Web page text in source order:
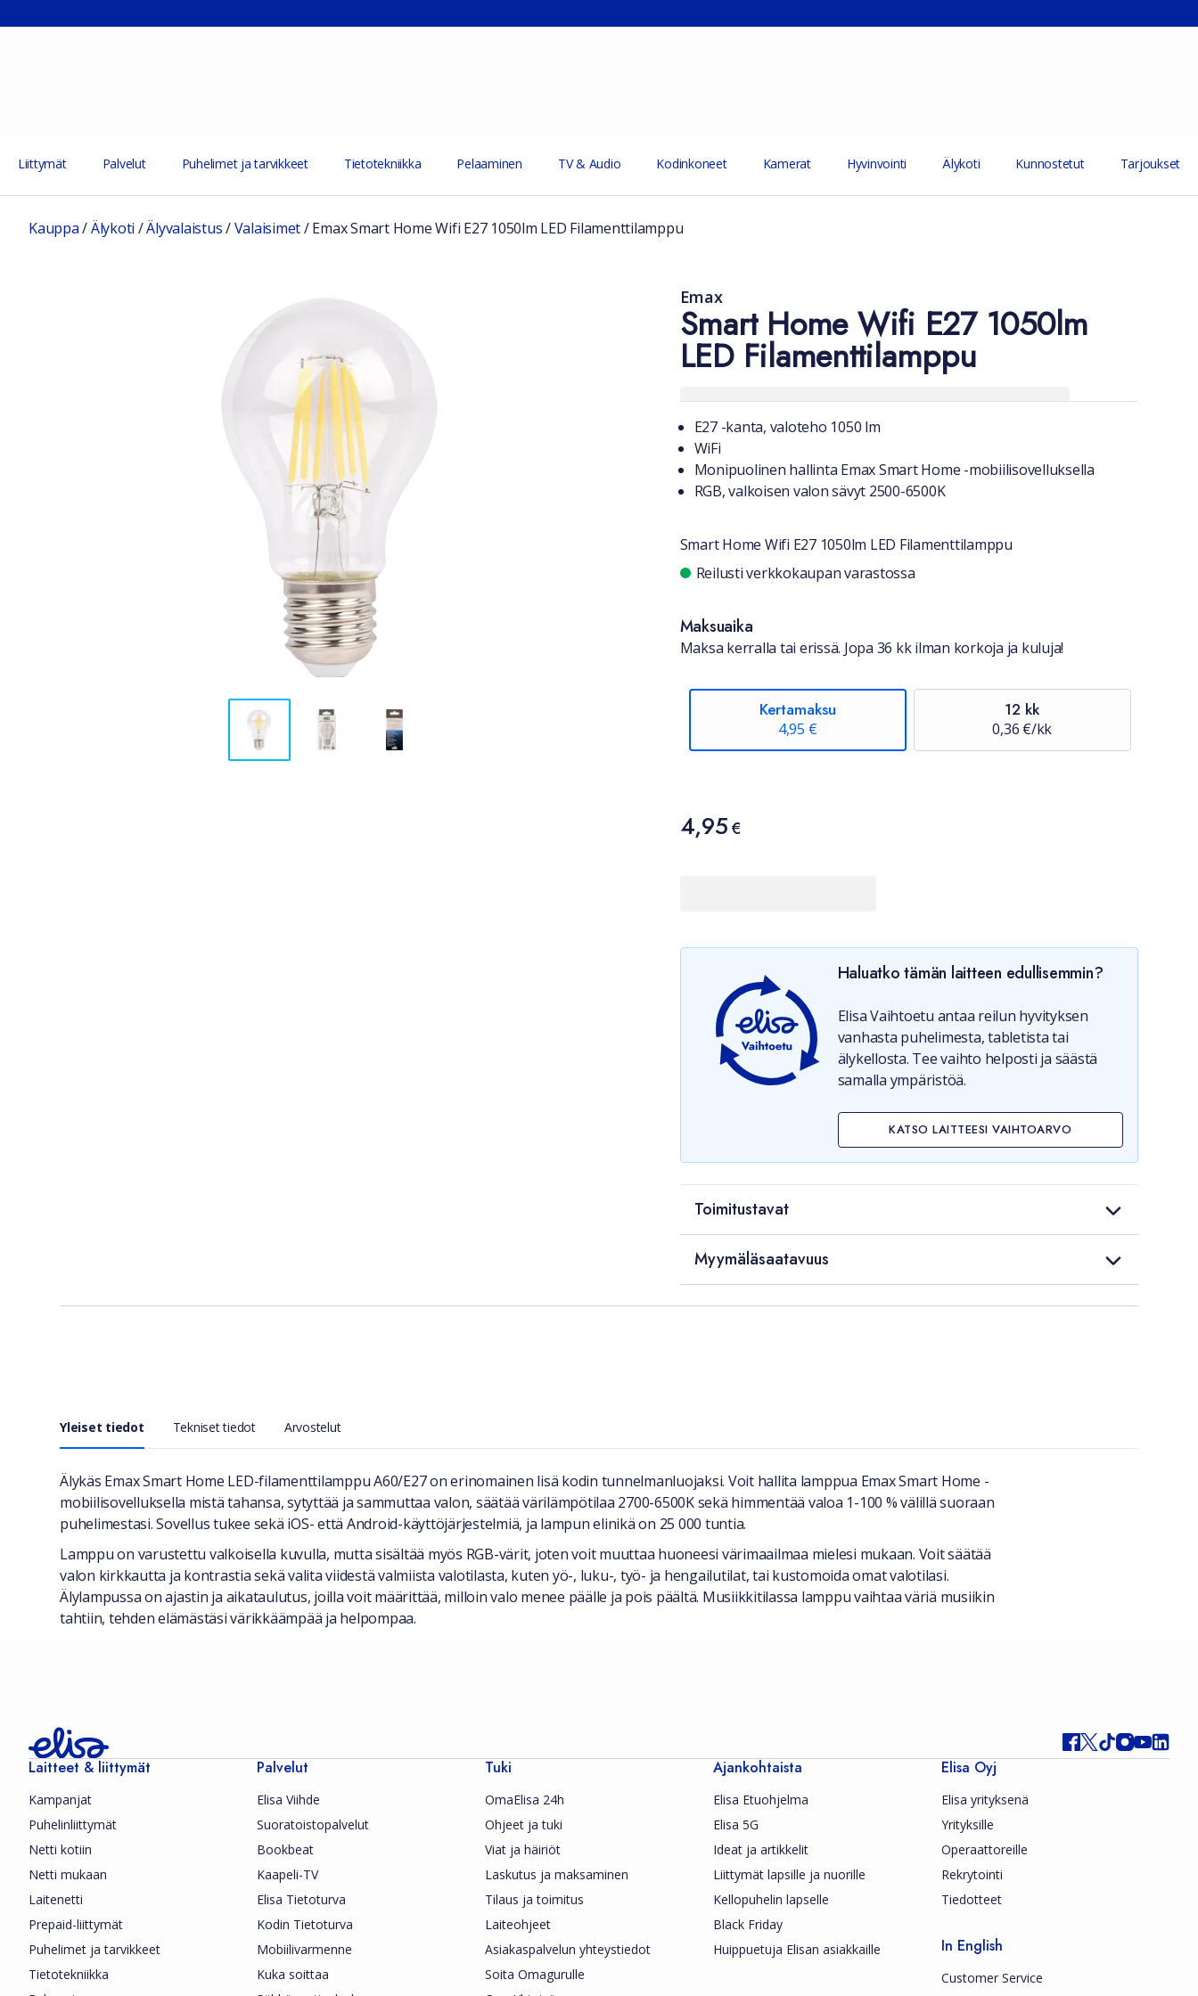
Liittymät Palvelut Puhelimet ja tarvikkeet Tietotekniikka Pelaaminen TV & Audio Kodinkoneet Kamerat Hyvinvointi Älykoti Kunnostetut Tarjoukset
Kauppa/Älykoti /Älyvalaistus/Valaisimet/Emax Smart Home Wifi E27 1050lm LED Filamenttilamppu
Emax
Smart Home Wifi E27 1050lm
LED Filamenttilamppu
Tuotteesta lyhyesti
E27 -kanta, valoteho 1050 lm
WiFi
Monipuolinen hallinta Emax Smart Home -mobiilisovelluksella
RGB, valkoisen valon sävyt 2500-6500K
Smart Home Wifi E27 1050lm LED Filamenttilamppu
Saatavuustiedot
Reilusti verkkokaupan varastossa
Maksuaika
Maksa kerralla tai erissä. Jopa 36 kk ilman korkoja ja kuluja!
Kertamaksu
4,95 €
12 kk
0,36 €/kk
Hinta
4,95 €
4,95€
Haluatko tämän laitteen edullisemmin?
Elisa Vaihtoetu antaa reilun hyvityksen
vanhasta puhelimesta, tabletista tai
älykellosta. Tee vaihto helposti ja säästä
samalla ympäristöä.
KATSO LAITTEESI VAIHTOARVO
Toimitustavat
Myymäläsaatavuus
Yleiset tiedot Tekniset tiedot Arvostelut
Yleiset tiedot
Älykäs Emax Smart Home LED-filamenttilamppu A60/E27 on erinomainen lisä kodin tunnelmanluojaksi. Voit hallita lamppua Emax Smart Home -
mobiilisovelluksella mistä tahansa, sytyttää ja sammuttaa valon, säätää värilämpötilaa 2700-6500K sekä himmentää valoa 1-100 % välillä suoraan
puhelimestasi. Sovellus tukee sekä iOS- että Android-käyttöjärjestelmiä, ja lampun elinikä on 25 000 tuntia.
Lamppu on varustettu valkoisella kuvulla, mutta sisältää myös RGB-värit, joten voit muuttaa huoneesi värimaailmaa mielesi mukaan. Voit säätää
valon kirkkautta ja kontrastia sekä valita viidestä valmiista valotilasta, kuten yö-, luku-, työ- ja hengailutilat, tai kustomoida omat valotilasi.
Älylampussa on ajastin ja aikataulutus, joilla voit määrittää, milloin valo menee päälle ja pois päältä. Musiikkitilassa lamppu vaihtaa väriä musiikin
tahtiin, tehden elämästäsi värikkäämpää ja helpompaa.
Laitteet & liittymät
Kampanjat
Puhelinliittymät
Netti kotiin
Netti mukaan
Laitenetti
Prepaid-liittymät
Puhelimet ja tarvikkeet
Tietotekniikka
Palvelut
Elisa Viihde
Suoratoistopalvelut
Bookbeat
Kaapeli-TV
Elisa Tietoturva
Kodin Tietoturva
Mobiilivarmenne
Kuka soittaa
Tuki
OmaElisa 24h
Ohjeet ja tuki
Viat ja häiriöt
Laskutus ja maksaminen
Tilaus ja toimitus
Laiteohjeet
Asiakaspalvelun yhteystiedot
Soita Omagurulle
Ajankohtaista
Elisa Etuohjelma
Elisa 5G
Ideat ja artikkelit
Liittymät lapsille ja nuorille
Kellopuhelin lapselle
Black Friday
Huippuetuja Elisan asiakkaille
Elisa Oyj
Elisa yrityksenä
Yrityksille
Operaattoreille
Rekrytointi
Tiedotteet
In English
Customer Service